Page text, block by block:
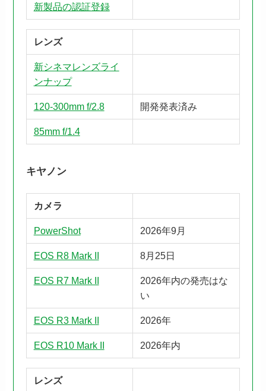
新製品の認証登録
レンズ
新シネマレンズライ
ンナップ
120-300mm f/2.8 開発発表済み
85mm f/1.4
キヤノン
カメラ
PowerShot 2026年9月
EOS R8 Mark II 8月25日
EOS R7 Mark II
2026年内の発売はな
い
EOS R3 Mark II 2026年
EOS R10 Mark II 2026年内
レンズ